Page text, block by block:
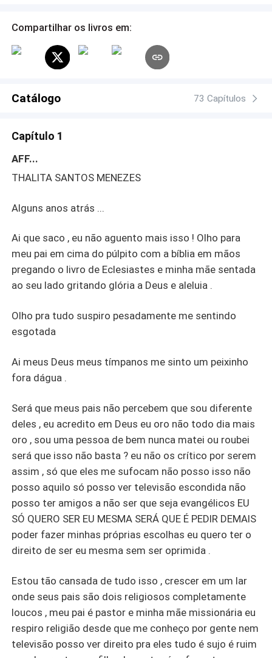
um outro alguém mas foi então que o encanto se quebrou
. Totalmente fudido isso era meu status atualmente
divorciado sem dinheiro com uma filha para criar uma
mãe doente para cuidar e agora o que eu faria o que
ponto de luz pra minha vida porém fui idiota o suficiente
para não perceber o que estava diante dos meus olhos
Compartilhar os livros em:
Catálogo 73 Capítulos
Capítulo 1
AFF...
THALITA SANTOS MENEZES
Alguns anos atrás ...
Ai que saco , eu não aguento mais isso ! Olho para
meu pai em cima do púlpito com a bíblia em mãos
pregando o livro de Eclesiastes e minha mãe sentada
ao seu lado gritando glória a Deus e aleluia .
Olho pra tudo suspiro pesadamente me sentindo
esgotada
Ai meus Deus meus tímpanos me sinto um peixinho
fora dágua .
Será que meus pais não percebem que sou diferente
deles , eu acredito em Deus eu oro não todo dia mais
oro , sou uma pessoa de bem nunca matei ou roubei
será que isso não basta ? eu não os crítico por serem
assim , só que eles me sufocam não posso isso não
posso aquilo só posso ver televisão escondida não
posso ter amigos a não ser que seja evangélicos EU
SÓ QUERO SER EU MESMA SERÁ QUE É PEDIR DEMAIS
poder fazer minhas próprias escolhas eu quero ter o
direito de ser eu mesma sem ser oprimida .
Estou tão cansada de tudo isso , crescer em um lar
onde seus pais são dois religiosos completamente
loucos , meu pai é pastor e minha mãe missionária eu
respiro religião desde que me conheço por gente nem
televisão posso ver direito pra eles tudo é sujo é ruim